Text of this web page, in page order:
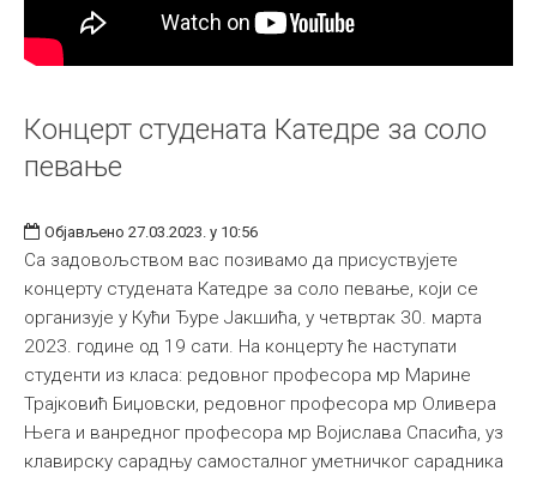
Концерт студената Катедре за соло
певање
Објављено 27.03.2023. у 10:56
Са задовољством вас позивамо да присуствујете
концерту студената Катедре за соло певање, који се
организује у Кући Ђуре Јакшића, у четвртак 30. марта
2023. године од 19 сати. На концерту ће наступати
студенти из класа: редовног професора мр Марине
Трајковић Биџовски, редовног професора мр Оливера
Њега и ванредног професора мр Војислава Спасића, уз
клавирску сарадњу самосталног уметничког сарадника